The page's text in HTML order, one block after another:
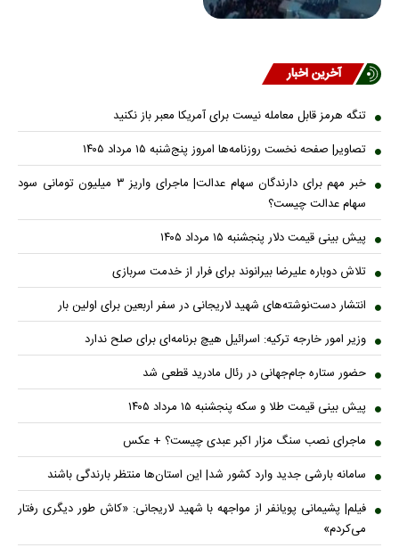
آخرین اخبار
تنگه هرمز قابل معامله نیست برای آمریکا معبر باز نکنید
تصاویر| صفحه نخست روزنامه‌ها امروز پنج‌شنبه ۱۵ مرداد ۱۴۰۵
خبر مهم برای دارندگان سهام عدالت| ماجرای واریز ۳ میلیون تومانی سود
سهام عدالت چیست؟
پیش ‌بینی قیمت دلار پنجشنبه ۱۵ مرداد ۱۴۰۵
تلاش دوباره علیرضا بیرانوند برای فرار از خدمت سربازی
انتشار دست‌نوشته‌های شهید لاریجانی در سفر اربعین برای اولین بار
وزیر امور خارجه ترکیه: اسرائیل هیچ برنامه‌ای برای صلح ندارد
حضور ستاره جام‌جهانی در رئال مادرید قطعی شد
پیش بینی قیمت طلا و سکه پنجشنبه ۱۵ مرداد ۱۴۰۵
ماجرای نصب سنگ مزار اکبر عبدی چیست؟ + عکس
سامانه بارشی جدید وارد کشور شد| این استان‌ها منتظر بارندگی باشند
فیلم| پشیمانی پویانفر از مواجهه با شهید لاریجانی: «کاش طور دیگری رفتار
می‌کردم»